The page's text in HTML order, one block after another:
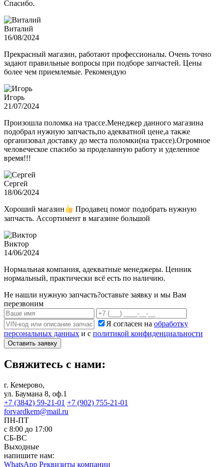
Спасибо.
Виталий
16/08/2024
Прекрасный магазин, работают профессионалы. Очень точно
задают правильные вопросы при подборе запчастей. Цены
более чем приемлемые. Рекомендую
Игорь
21/07/2024
Произошла поломка на трассе.Менеджер данного магазина
подобрал нужную запчасть,по адекватной цене,а также
организовал доставку до места поломки(на трассе).Огромное
человеческое спасибо за проделанную работу и уделенное
время!!!
Сергей
18/06/2024
Хороший магазин
Продавец помог подобрать нужную
запчасть. Ассортимент в магазине большой
Виктор
14/06/2024
Нормальная компания, адекватные менеджеры. Ценник
нормальный, практически всё есть по наличию.
Не нашли нужную запчасть?оставьте заявку и мы Вам
перезвоним
Я согласен на обработку
персональных данных и с политикой конфиденциальности
Оставить заявку
Свяжитесь с нами:
г. Кемерово,
ул. Баумана 8, оф.1
+7 (3842) 59-21-01 +7 (902) 755-21-01
forvardkem@mail.ru
ПН-ПТ
с 8:00 до 17:00
СБ-ВС
Выходные
напишите нам:
WhatsApp Реквизиты компании